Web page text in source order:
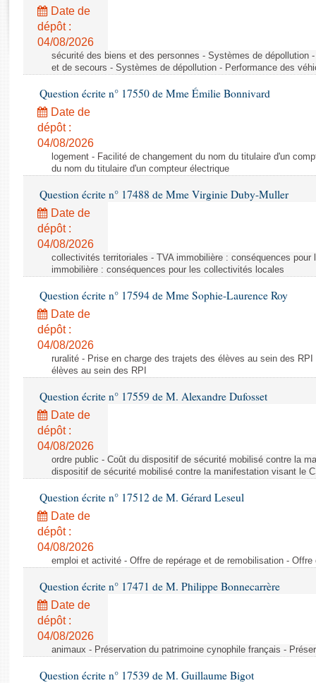
Rapports législatifs
Rapports sur l'application des lois
Baromètre de l’application des lois
Dossiers législatifs
Budget et sécurité sociale
Questions écrites et orales
Comptes rendus des débats
Date de
dépôt :
04/08/2026
sécurité des biens et des personnes - Systèmes de dépollution
et de secours - Systèmes de dépollution - Performance des
Question écrite n° 17550 de Mme Émilie Bonnivard
Date de
dépôt :
04/08/2026
logement - Facilité de changement du nom du titulaire d'un
du nom du titulaire d'un compteur électrique
Question écrite n° 17488 de Mme Virginie Duby-Muller
Date de
dépôt :
04/08/2026
collectivités territoriales - TVA immobilière : conséquences
immobilière : conséquences pour les collectivités locales
Question écrite n° 17594 de Mme Sophie-Laurence Roy
Date de
dépôt :
04/08/2026
ruralité - Prise en charge des trajets des élèves au sein des
élèves au sein des RPI
Question écrite n° 17559 de M. Alexandre Dufosset
Date de
dépôt :
04/08/2026
ordre public - Coût du dispositif de sécurité mobilisé contre la
dispositif de sécurité mobilisé contre la manifestation visant le
Question écrite n° 17512 de M. Gérard Leseul
Date de
dépôt :
04/08/2026
emploi et activité - Offre de repérage et de remobilisation -
Question écrite n° 17471 de M. Philippe Bonnecarrère
Date de
dépôt :
04/08/2026
animaux - Préservation du patrimoine cynophile français -
Question écrite n° 17539 de M. Guillaume Bigot